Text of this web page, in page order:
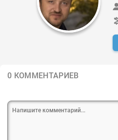
0 КОММЕНТАРИЕВ